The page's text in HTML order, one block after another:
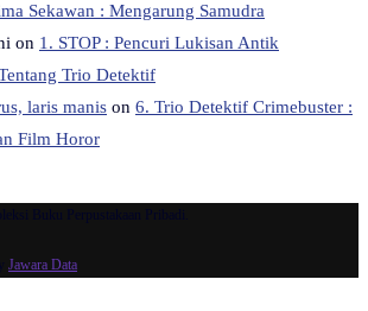
Sekawan : Mengarung Samudra
on 1. STOP : Pencuri Lukisan Antik
Trio Detektif
laris manis on 6. Trio Detektif Crimebuster :
Film Horor
Jawara Data